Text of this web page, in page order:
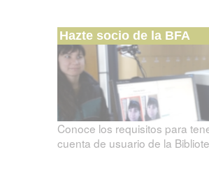
Hazte socio de la BFA
Conoce los requisitos para
cuenta de usuario de la